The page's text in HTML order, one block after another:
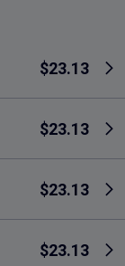
$23.13
$23.13
$23.13
$23.13